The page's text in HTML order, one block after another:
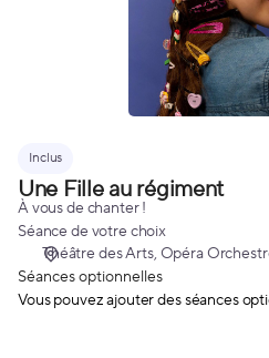
Inclus
Une Fille au régiment
À vous de chanter !
Séance de votre choix
Théâtre des Arts Opéra
Séances optionnelles
Vous pouvez ajouter des séances